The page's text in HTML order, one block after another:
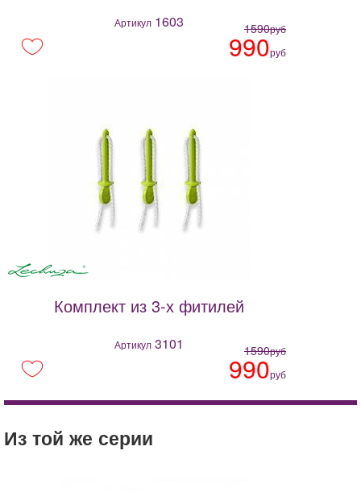
Артикул 1603 1590руб
990руб
Комплект из 3-х фитилей
Артикул 3101 1590руб
990руб
Из той же серии